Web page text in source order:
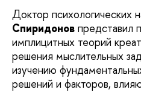
Доктор психологических
Спиридонов представил
имплицитных теорий
решения мыслительных
изучению
решений и факторов,